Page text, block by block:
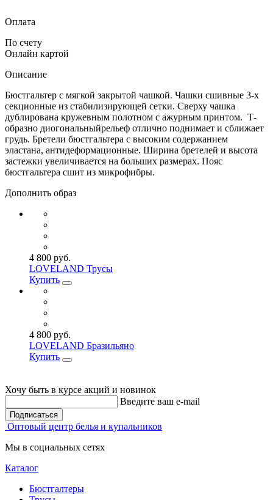
Оплата
По счету
Онлайн картой
Описание
Бюстгальтер с мягкой закрытой чашкой. Чашки сшивные 3-х
секционные из стабилизирующей сетки. Сверху чашка
дублирована кружевным полотном с ажурным принтом. Т-
образно диогональныйрельеф отлично поднимает и сближает
грудь. Бретели бюстгальтера с высоким содержанием
эластана, антидеформационные. Ширина бретелей и высота
застежки увеличивается на больших размерах. Пояс
бюстгальтера сшит из микрофибры.
Дополнить образ
4 800 руб.
LOVELAND Трусы
Купить
4 800 руб.
LOVELAND Бразильяно
Купить
Хочу быть в курсе акций и новинок
Введите ваш e-mail
Подписаться
Оптовый центр белья и купальников
Мы в социальных сетях
Каталог
Бюстгалтеры